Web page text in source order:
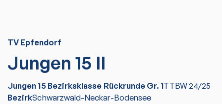
TV Epfendorf
Jungen 15 II
Jungen 15 Bezirksklasse Rückrunde Gr. 1TTBW24/25
BezirkSchwarzwald-Neckar-Bodensee